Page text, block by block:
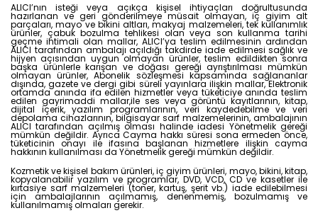
ALICI’nın isteği veya açıkça kişisel ihtiyaçları doğrultusunda
hazırlanan ve geri gönderilmeye müsait olmayan, iç giyim alt
parçaları, mayo ve bikini altları, makyaj malzemeleri, tek kullanımlık
ürünler, çabuk bozulma tehlikesi olan veya son kullanma tarihi
geçme ihtimali olan mallar, ALICI’ya teslim edilmesinin ardından
ALICI tarafından ambalajı açıldığı takdirde iade edilmesi sağlık ve
hijyen açısından uygun olmayan ürünler, teslim edildikten sonra
başka ürünlerle karışan ve doğası gereği ayrıştırılması mümkün
olmayan ürünler, Abonelik sözleşmesi kapsamında sağlananlar
dışında, gazete ve dergi gibi süreli yayınlara ilişkin mallar, Elektronik
ortamda anında ifa edilen hizmetler veya tüketiciye anında teslim
edilen gayrimaddi mallar,ile ses veya görüntü kayıtlarının, kitap,
dijital içerik, yazılım programlarının, veri kaydedebilme ve veri
depolama cihazlarının, bilgisayar sarf malzemelerinin, ambalajının
ALICI tarafından açılmış olması halinde iadesi Yönetmelik gereği
mümkün değildir. Ayrıca Cayma hakkı süresi sona ermeden önce,
tüketicinin onayı ile ifasına başlanan hizmetlere ilişkin cayma
hakkının kullanılması da Yönetmelik gereği mümkün değildir.
Kozmetik ve kişisel bakım ürünleri, iç giyim ürünleri, mayo, bikini, kitap,
kopyalanabilir yazılım ve programlar, DVD, VCD, CD ve kasetler ile
kırtasiye sarf malzemeleri (toner, kartuş, şerit vb.) iade edilebilmesi
için ambalajlarının açılmamış, denenmemiş, bozulmamış ve
kullanılmamış olmaları gerekir.